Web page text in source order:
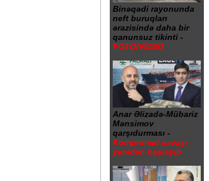
Binəqədi rayonunda
neft buruqları
ərazisində daha bir
qanunsuz tikinti -
FOTO/VİDEO
Anar Əlizadə-Mübariz
Mənsimov
qarşıdurması -
Kompromat savaşı
yenidən başlayıb